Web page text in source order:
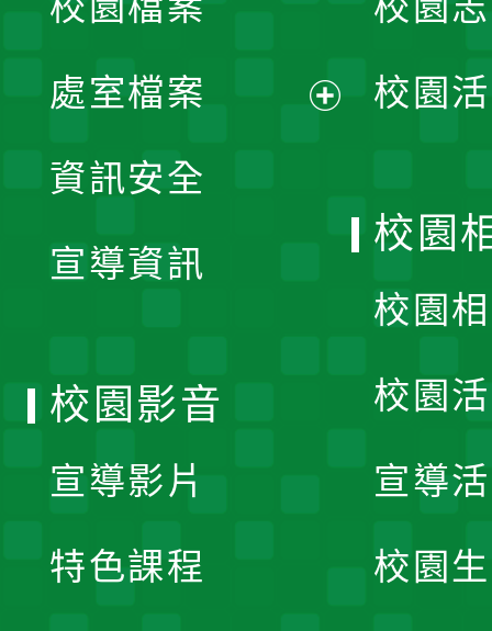
單
處室檔案
資訊安全
宣導資訊
校園
校園
校園
校園
宣導
校園
校園影音
宣導影片
特色課程